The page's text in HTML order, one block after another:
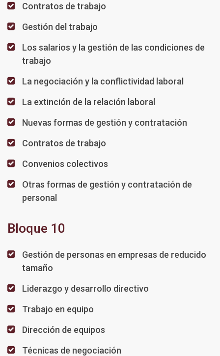
Contratos de trabajo
Gestión del trabajo
Los salarios y la gestión de las condiciones de
trabajo
La negociación y la conflictividad laboral
La extinción de la relación laboral
Nuevas formas de gestión y contratación
Contratos de trabajo
Convenios colectivos
Otras formas de gestión y contratación de
personal
Bloque 10
Gestión de personas en empresas de reducido
tamaño
Liderazgo y desarrollo directivo
Trabajo en equipo
Dirección de equipos
Técnicas de negociación